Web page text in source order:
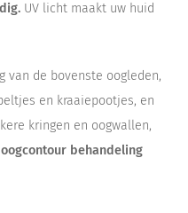
UV licht maakt uw huid
van de bovenste oogleden,
en kraaiepootjes, en
kringen en oogwallen,
behandeling